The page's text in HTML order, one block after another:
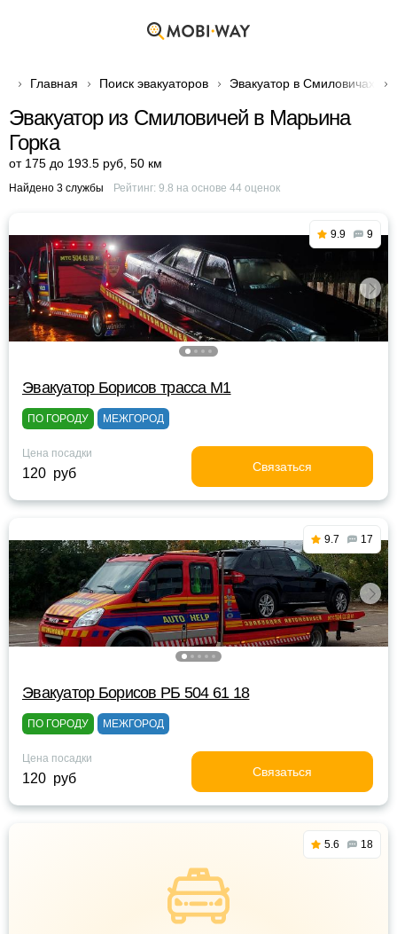
Главная Поиск эвакуаторов Эвакуатор в Смиловичах
Эвакуатор из Смиловичей в Марьина
Горка
от 175 до 193.5 руб 50 км
Найдено 3 службы Рейтинг: 9.8 на основе 44оценок
9.9 9
Эвакуатор Борисов трасса М1
ПО ГОРОДУ МЕЖГОРОД
Цена посадки
120 руб Связаться
9.7 17
Эвакуатор Борисов РБ 504 61 18
ПО ГОРОДУ МЕЖГОРОД
Цена посадки
120 руб Связаться
5.6 18